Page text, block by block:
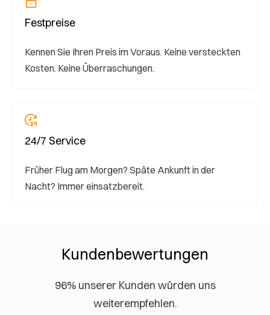
Festpreise
Kennen Sie Ihren Preis im Voraus. Keine versteckten
Kosten. Keine Überraschungen.
24/7 Service
Früher Flug am Morgen? Späte Ankunft in der
Nacht? Immer einsatzbereit.
Kundenbewertungen
96% unserer Kunden würden uns
weiterempfehlen.